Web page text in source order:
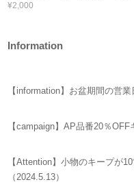
¥2,000
Information
【information】お盆期間の営
【campaign】AP品番20％
【Attention】小物のキープが
（2024.5.13）